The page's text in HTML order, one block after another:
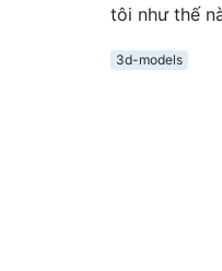
tôi như thế
3d-models